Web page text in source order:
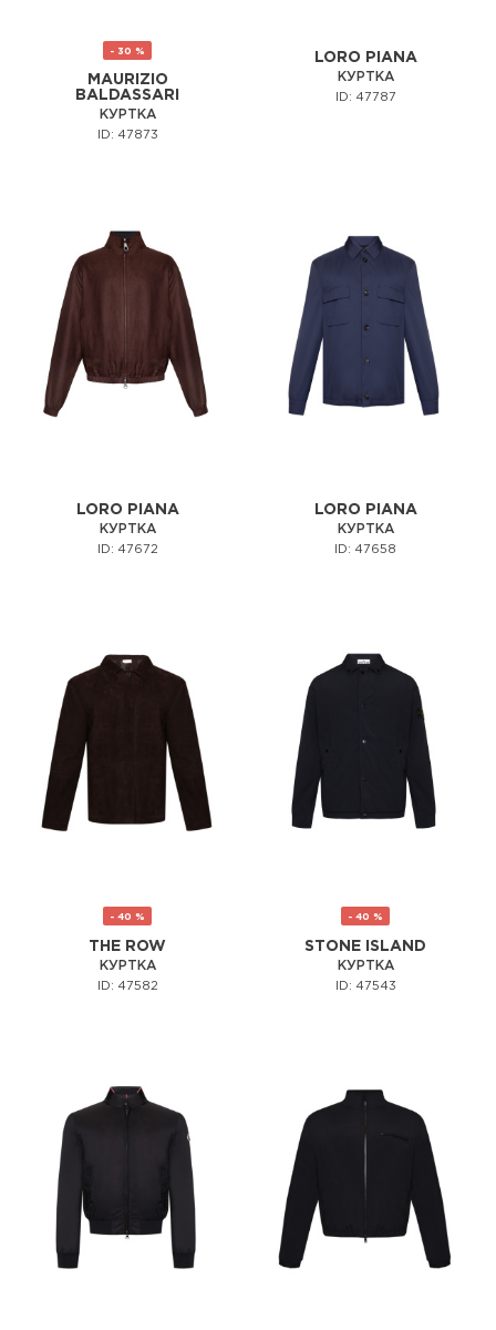
- 30 %
MAURIZIO
BALDASSARI
КУРТКА
ID: 47873
LORO PIANA
КУРТКА
ID: 47787
LORO PIANA
КУРТКА
ID: 47672
LORO PIANA
КУРТКА
ID: 47658
- 40 %
THE ROW
КУРТКА
ID: 47582
- 40 %
STONE ISLAND
КУРТКА
ID: 47543